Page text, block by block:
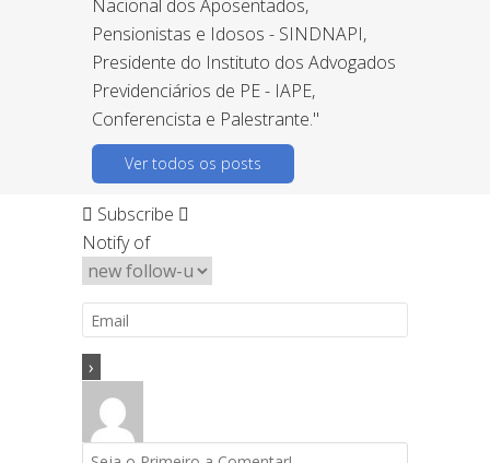
Nacional dos Aposentados,
Pensionistas e Idosos - SINDNAPI,
Presidente do Instituto dos Advogados
Previdenciários de PE - IAPE,
Conferencista e Palestrante."
Ver todos os posts
Subscribe
Notify of